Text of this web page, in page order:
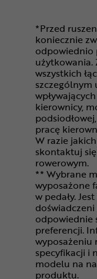
*Przed
koniecznie
odpowiednio
użytkowania.
wszystkich
kierownicy,
pracę
W razie
skontaktuj
rowerowym.
** Wybrane
wyposażone
w pedały.
odpowiednie
preferencji.
wyposażeniu
specyfikacji i
modelu na
produktu.